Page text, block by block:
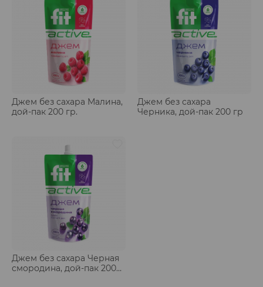
Джем без сахара Малина,
дой-пак 200 гр.
Джем без сахара
Черника, дой-пак 200 гр
Джем без сахара Черная
смородина, дой-пак 200